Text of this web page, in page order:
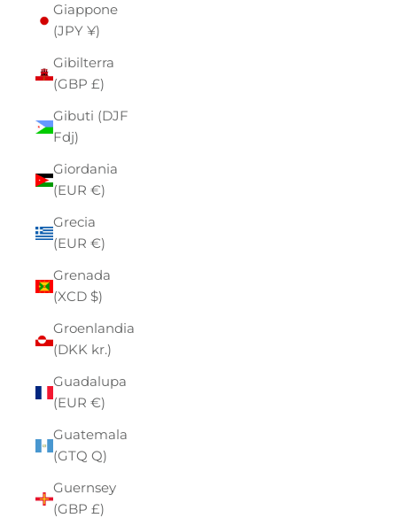
Giappone
(JPY ¥)
Gibilterra
(GBP £)
Gibuti (DJF
Fdj)
Giordania
(EUR €)
Grecia
(EUR €)
Grenada
(XCD $)
Groenlandia
(DKK kr.)
Guadalupa
(EUR €)
Guatemala
(GTQ Q)
Guernsey
(GBP £)